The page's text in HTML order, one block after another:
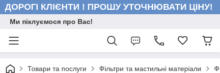
ДОРОГІ КЛІЄНТИ ! ПРОШУ УТОЧНЮВАТИ ЦІНУ!
Ми піклуємося про Вас!
Товари та послуги Фільтри та мастильні матеріали